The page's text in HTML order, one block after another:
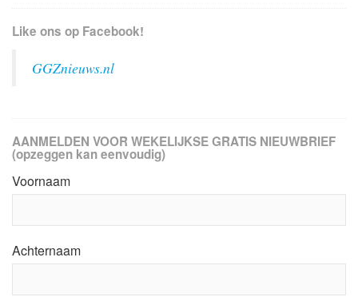
Like ons op Facebook!
GGZnieuws.nl
AANMELDEN VOOR WEKELIJKSE GRATIS NIEUWBRIEF
(opzeggen kan eenvoudig)
Voornaam
Achternaam